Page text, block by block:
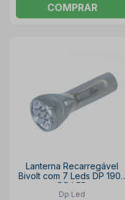
COMPRAR
Lanterna Recarregável
Bivolt com 7 Leds DP 1908
DP LED
Dp Led